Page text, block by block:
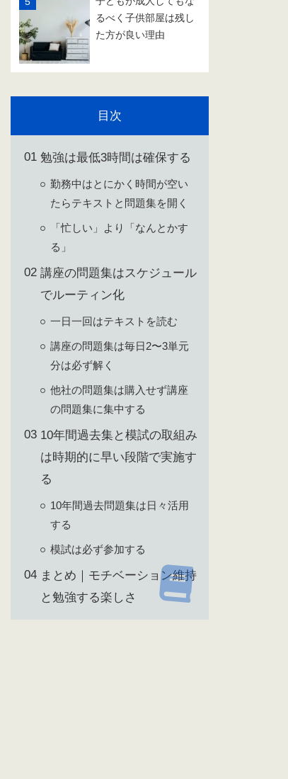
るべく子供部屋は残し
た方が良い理由
目次
勉強は最低3時間は確保する
勤務中はとにかく時間が空い
たらテキストと問題集を開く
「忙しい」より「なんとかす
る」
講座の問題集はスケジュール
でルーティン化
一日一回はテキストを読む
講座の問題集は毎日2〜3単元
分は必ず解く
他社の問題集は購入せず講座
の問題集に集中する
10年間過去集と模試の取組み
は時期的に早い段階で実施す
る
10年間過去問題集は日々活用
する
模試は必ず参加する
まとめ｜モチベーション維持
と勉強する楽しさ